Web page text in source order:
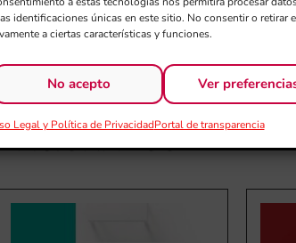
identificaciones únicas en este sitio. No consentir o retirar
a ciertas características y funciones.
No acepto Ver
Legal y Política de PrivacidadPortal de transparencia